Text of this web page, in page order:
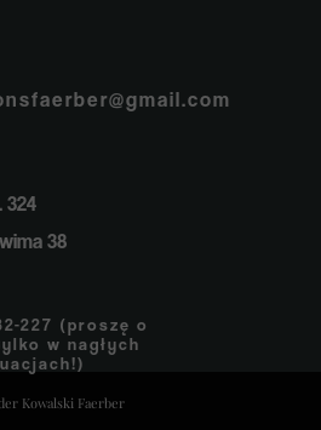
324
38
227 (proszę o
w nagłych
Kowalski Faerber